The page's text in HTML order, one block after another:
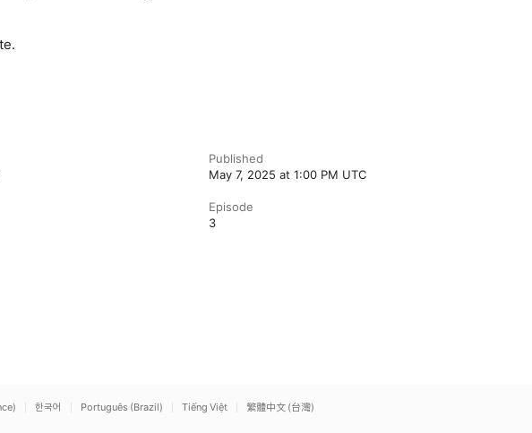
Published
May 7, 2025 at 1:00 PM UTC
Episode
3
한국어 Português (Brazil) Tiếng Việt 繁體中文 (台灣)